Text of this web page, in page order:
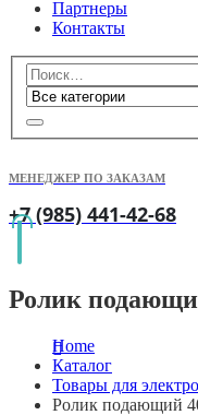
Партнеры
Контакты
МЕНЕДЖЕР ПО ЗАКАЗАМ
+7 (985) 441-42-68
Ролик
Home
Каталог
Товары для
Ролик подающий